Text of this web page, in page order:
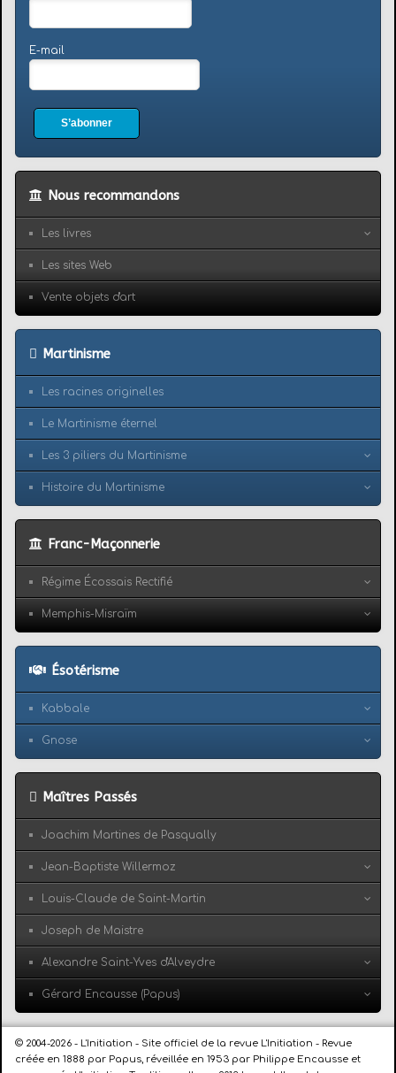
E-mail
S’abonner
Nous recommandons
Les livres
Les sites Web
Vente objets d'art
Martinisme
Les racines originelles
Le Martinisme éternel
Les 3 piliers du Martinisme
Histoire du Martinisme
Franc-Maçonnerie
Régime Écossais Rectifié
Memphis-Misraïm
Ésotérisme
Kabbale
Gnose
Maîtres Passés
Joachim Martines de Pasqually
Jean-Baptiste Willermoz
Louis-Claude de Saint-Martin
Joseph de Maistre
Alexandre Saint-Yves d'Alveydre
Gérard Encausse (Papus)
© 2004-2026 - L'Initiation - Site officiel de la revue L'Initiation - Revue
créée en 1888 par Papus, réveillée en 1953 par Philippe Encausse et